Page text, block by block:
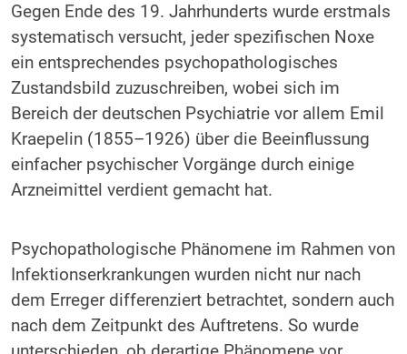
Gegen Ende des 19. Jahrhunderts wurde erstmals
systematisch versucht, jeder spezifischen Noxe
ein entsprechendes psychopathologisches
Zustandsbild zuzuschreiben, wobei sich im
Bereich der deutschen Psychiatrie vor allem Emil
Kraepelin (1855–1926) über die Beeinflussung
einfacher psychischer Vorgänge durch einige
Arzneimittel verdient gemacht hat.
Psychopathologische Phänomene im Rahmen von
Infektionserkrankungen wurden nicht nur nach
dem Erreger differenziert betrachtet, sondern auch
nach dem Zeitpunkt des Auftretens. So wurde